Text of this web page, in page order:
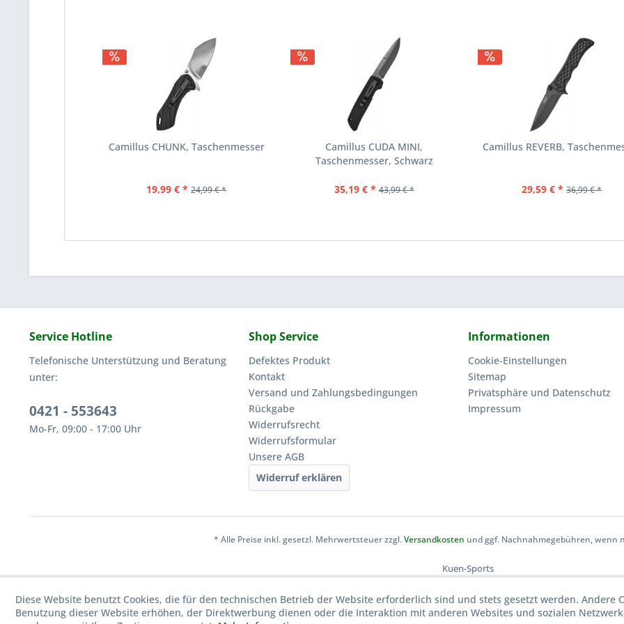
Camillus CHUNK, Taschenmesser
19,99 € * 24,99 € *
Camillus CUDA MINI,
Taschenmesser, Schwarz
35,19 € * 43,99 € *
Camillus REVERB,
29,59 € * 36,99 € *
Service Hotline
Telefonische Unterstützung und Beratung
unter:
0421 - 553643
Mo-Fr, 09:00 - 17:00 Uhr
Shop Service
Defektes Produkt
Kontakt
Versand und Zahlungsbedingungen
Rückgabe
Widerrufsrecht
Widerrufsformular
Unsere AGB
Widerruf erklären
Informationen
Cookie-Einstellungen
Sitemap
Privatsphäre und Datenschutz
Impressum
* Alle Preise inkl. gesetzl. Mehrwertsteuer zzgl.Versandkosten und ggf. Nachnahmegebühren, wenn
Kuen-Sports
Diese Website benutzt Cookies, die für den technischen Betrieb der Website erforderlich sind und stets gesetzt werden. Andere
Benutzung dieser Website erhöhen, der Direktwerbung dienen oder die Interaktion mit anderen Websites und sozialen